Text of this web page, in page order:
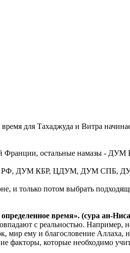
для Тахаджуда и Витра
остальные намазы -
РФ, ДУМ КБР, ЦДУМ, ДУМ СПБ,
и только потом выбрать
определенное время». (сура ан-
с реальностью.
ему и благословение Аллаха,
факторы, которые необходимо